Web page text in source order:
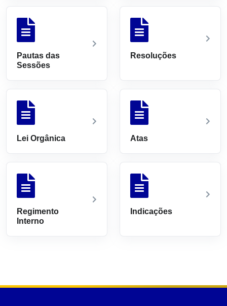
Pautas das
Sessões
Resoluções
Lei Orgânica Atas
Regimento
Interno
Indicações